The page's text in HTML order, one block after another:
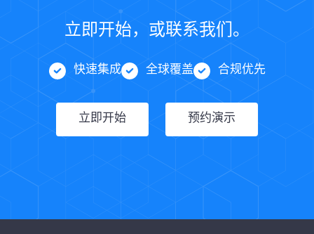
立即开始，或联系我们。
快速集成 全球覆盖 合规优先
立即开始 预约演示